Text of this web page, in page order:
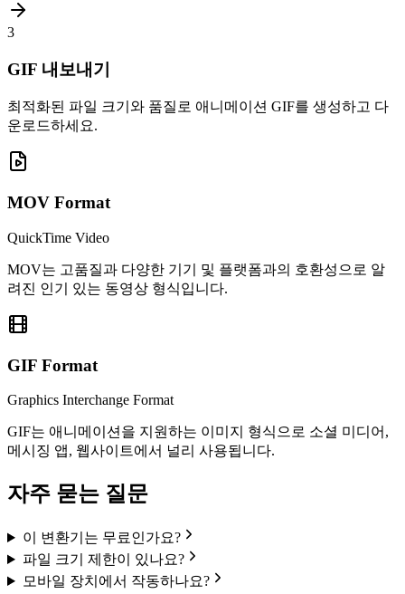
3
GIF 내보내기
최적화된 파일 크기와 품질로 애니메이션 GIF를 생성하고 다
운로드하세요.
MOV Format
QuickTime Video
MOV는 고품질과 다양한 기기 및 플랫폼과의 호환성으로 알
려진 인기 있는 동영상 형식입니다.
GIF Format
Graphics Interchange Format
GIF는 애니메이션을 지원하는 이미지 형식으로 소셜 미디어,
메시징 앱, 웹사이트에서 널리 사용됩니다.
자주 묻는 질문
이 변환기는 무료인가요?
파일 크기 제한이 있나요?
모바일 장치에서 작동하나요?